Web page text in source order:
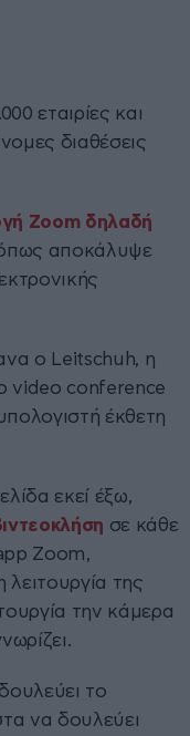
εταιρίες και
διαθέσεις
Zoom δηλαδή
όπως αποκάλυψε
ο Leitschuh, η
video conference
έκθετη
εκεί έξω,
σε κάθε
Zoom,
της
την κάμερα
το
να δουλεύει